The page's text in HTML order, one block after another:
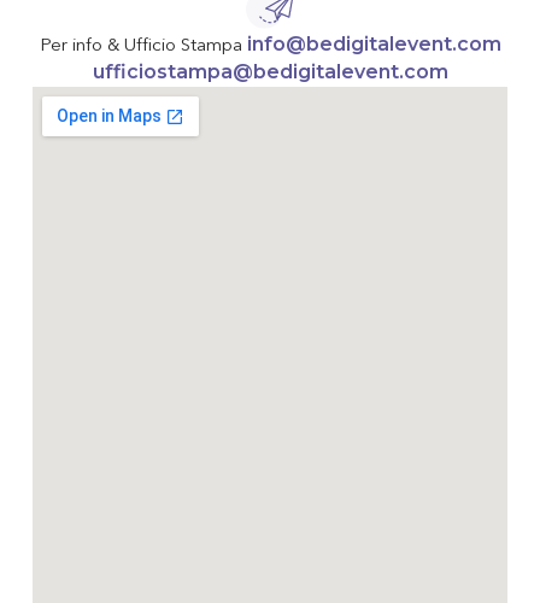
Per info & Ufficio Stampa info@bedigitalevent.com
ufficiostampa@bedigitalevent.com